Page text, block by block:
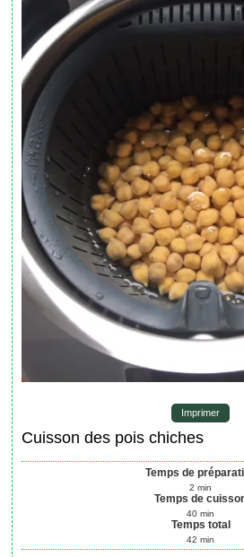
Imprimer
Cuisson des pois chiches
Temps de
2 min
Temps de
40 min
Temps total
42 min